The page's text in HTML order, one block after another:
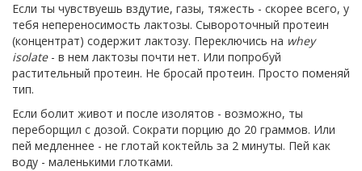
Если ты чувствуешь вздутие, газы, тяжесть - скорее всего, у
тебя непереносимость лактозы. Сывороточный протеин
(концентрат) содержит лактозу. Переключись на whey
isolate- в нем лактозы почти нет. Или попробуй
растительный протеин. Не бросай протеин. Просто поменяй
тип.
Если болит живот и после изолятов - возможно, ты
переборщил с дозой. Сократи порцию до 20 граммов. Или
пей медленнее - не глотай коктейль за 2 минуты. Пей как
воду - маленькими глотками.